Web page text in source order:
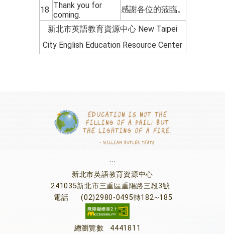
18 Thank you for
coming.
感謝各位的蒞臨。
新北市英語教育資源中心 New Taipei
City English Education Resource Center
:::
新北市英語教育資源中心
241035新北市三重區重陽路三段3號
電話
(02)2980-0495轉182~185
總瀏覽數 4441811